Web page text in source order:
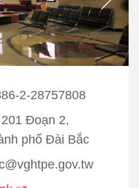
2-28757808
Đoạn 2,
phố Đài Bắc